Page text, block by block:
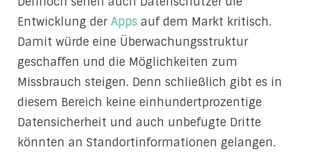
Entwicklung derApps auf dem Markt kritisch.
Damit würde eine Überwachungsstruktur
geschaffen und die Möglichkeiten zum
Missbrauch steigen. Denn schließlich gibt es in
diesem Bereich keine einhundertprozentige
Datensicherheit und auch unbefugte Dritte
könnten an Standortinformationen gelangen.